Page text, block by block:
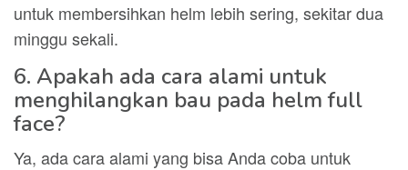
untuk membersihkan helm lebih sering, sekitar dua
minggu sekali.
6. Apakah ada cara alami untuk
menghilangkan bau pada helm full
face?
Ya, ada cara alami yang bisa Anda coba untuk